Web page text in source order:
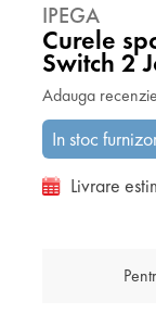
IPEGA
Curele
Switch 2
Adauga recenzie
In stoc
Livrare